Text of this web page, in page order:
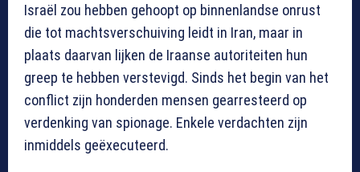
Israël zou hebben gehoopt op binnenlandse onrust
die tot machtsverschuiving leidt in Iran, maar in
plaats daarvan lijken de Iraanse autoriteiten hun
greep te hebben verstevigd. Sinds het begin van het
conflict zijn honderden mensen gearresteerd op
verdenking van spionage. Enkele verdachten zijn
inmiddels geëxecuteerd.